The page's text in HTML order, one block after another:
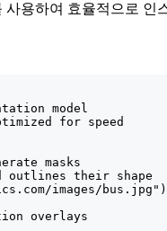
사용하여 효율적으로
model
for speed
masks
outlines their shape
images/bus.jpg")
overlays